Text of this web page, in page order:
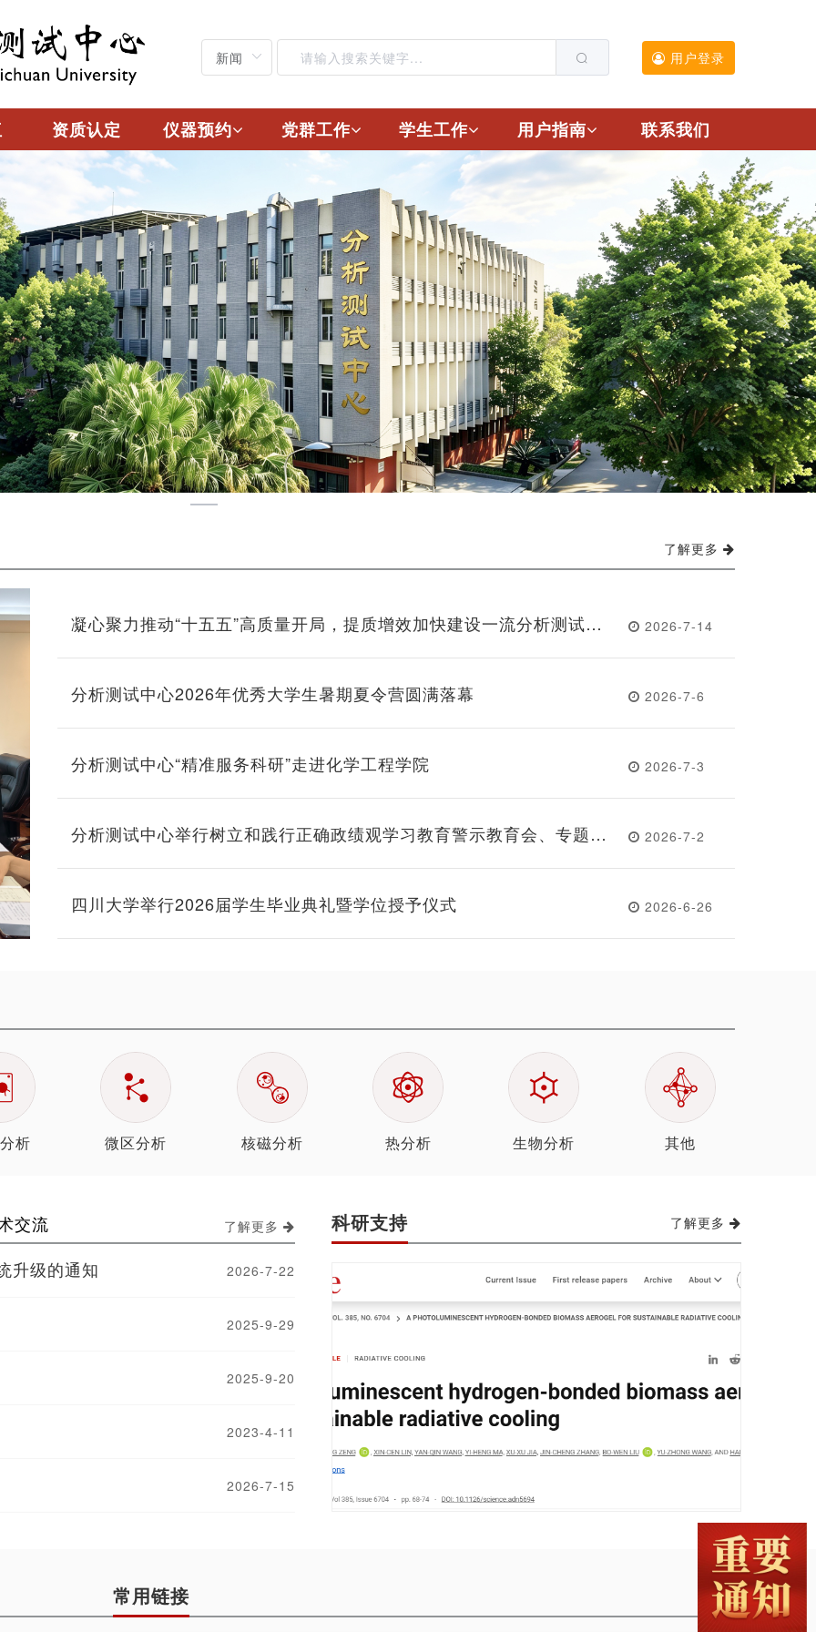
用户登录
资质认定 仪器预约 党群工作 学生工作 用户指南 联系我们
了解更多
凝心聚力推动“十五五”高质量开局，提质增效加快建设一流分析测试中
心 ——分析测试中心第五届教代会暨第四届工代会第五次会议圆满召开
2026-7-14
分析测试中心2026年优秀大学生暑期夏令营圆满落幕 2026-7-6
分析测试中心“精准服务科研”走进化学工程学院 2026-7-3
分析测试中心举行树立和践行正确政绩观学习教育警示教育会、专题党
课暨迎“七一”表彰大会
2026-7-2
四川大学举行2026届学生毕业典礼暨学位授予仪式 2026-6-26
析 微区分析 核磁分析 热分析 生物分析 其他
交流
升级的通知 2026-7-22
2025-9-29
2025-9-20
2023-4-11
2026-7-15
了解更多 科研支持 了解更多
常用链接